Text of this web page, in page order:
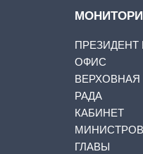
ПРЕЗИДЕНТ
ОФИС
ВЕРХОВНАЯ
РАДА
КАБИНЕТ
МИНИСТРОВ
ГЛАВЫ